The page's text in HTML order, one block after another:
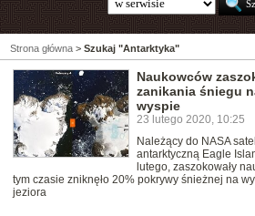
Strona główna > Szukaj "Antarktyka"
Naukowców
zanikania śniegu
wyspie
23 lutego 2020, 10:25
Należący do NASA
antarktyczną Eagle
lutego, zaszokowały
tym czasie zniknęło 20% pokrywy śnieżnej na
jeziora